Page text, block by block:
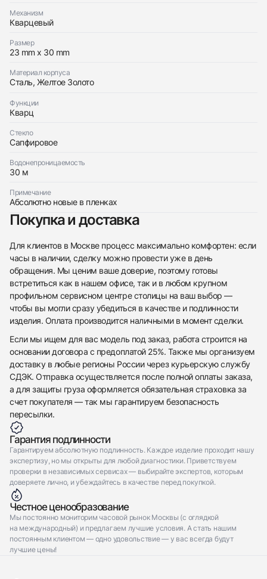
Механизм
Кварцевый
Размер
23 mm x 30 mm
Материал корпуса
Сталь, Желтое Золото
Функции
Кварц
Стекло
Сапфировое
Водонепроницаемость
30 м
Примечание
Абсолютно новые в пленках
Покупка и доставка
Для клиентов в Москве процесс максимально комфортен: если
часы в наличии, сделку можно провести уже в день
обращения. Мы ценим ваше доверие, поэтому готовы
встретиться как в нашем офисе, так и в любом крупном
профильном сервисном центре столицы на ваш выбор —
чтобы вы могли сразу убедиться в качестве и подлинности
изделия. Оплата производится наличными в момент сделки.
Если мы ищем для вас модель под заказ, работа строится на
основании договора с предоплатой 25%. Также мы организуем
доставку в любые регионы России через курьерскую службу
СДЭК. Отправка осуществляется после полной оплаты заказа,
а для защиты груза оформляется обязательная страховка за
счет покупателя — так мы гарантируем безопасность
пересылки.
Гарантия подлинности
Гарантируем абсолютную подлинность. Каждое изделие проходит нашу
экспертизу, но мы открыты для любой диагностики. Приветствуем
проверки в независимых сервисах — выбирайте экспертов, которым
доверяете лично, и убеждайтесь в качестве перед покупкой.
Честное ценообразование
Мы постоянно мониторим часовой рынок Москвы (с оглядкой
на международный) и предлагаем лучшие условия. А стать нашим
постоянным клиентом — одно удовольствие — у вас всегда будут
лучшие цены!
с вами
$11,350